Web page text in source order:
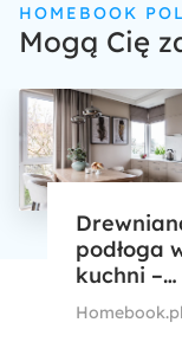
HOMEBOOK
Mogą Cię
podłoga
kuchni –
czy warto
się na nią
Homebook.pl